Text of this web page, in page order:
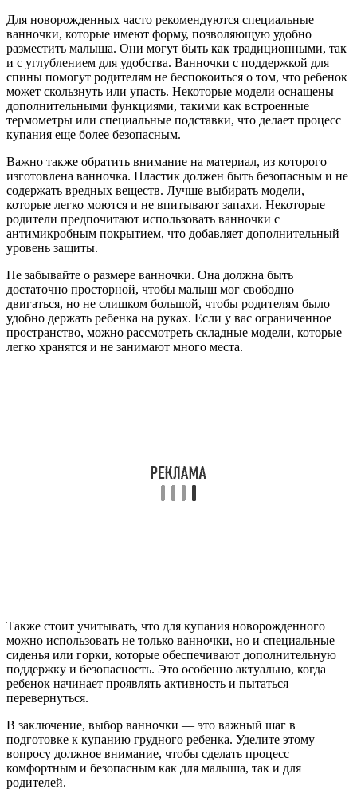
Для новорожденных часто рекомендуются специальные
ванночки, которые имеют форму, позволяющую удобно
разместить малыша. Они могут быть как традиционными, так
и с углублением для удобства. Ванночки с поддержкой для
спины помогут родителям не беспокоиться о том, что ребенок
может скользнуть или упасть. Некоторые модели оснащены
дополнительными функциями, такими как встроенные
термометры или специальные подставки, что делает процесс
купания еще более безопасным.
Важно также обратить внимание на материал, из которого
изготовлена ванночка. Пластик должен быть безопасным и не
содержать вредных веществ. Лучше выбирать модели,
которые легко моются и не впитывают запахи. Некоторые
родители предпочитают использовать ванночки с
антимикробным покрытием, что добавляет дополнительный
уровень защиты.
Не забывайте о размере ванночки. Она должна быть
достаточно просторной, чтобы малыш мог свободно
двигаться, но не слишком большой, чтобы родителям было
удобно держать ребенка на руках. Если у вас ограниченное
пространство, можно рассмотреть складные модели, которые
легко хранятся и не занимают много места.
Также стоит учитывать, что для купания новорожденного
можно использовать не только ванночки, но и специальные
сиденья или горки, которые обеспечивают дополнительную
поддержку и безопасность. Это особенно актуально, когда
ребенок начинает проявлять активность и пытаться
перевернуться.
В заключение, выбор ванночки — это важный шаг в
подготовке к купанию грудного ребенка. Уделите этому
вопросу должное внимание, чтобы сделать процесс
комфортным и безопасным как для малыша, так и для
родителей.